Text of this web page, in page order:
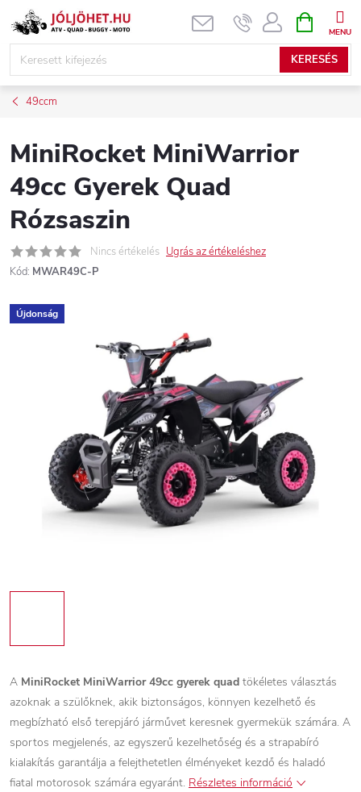
Ugrás
KERESÉS
KOSÁR
49ccm
MiniRocket MiniWarrior
49cc Gyerek Quad
Rózsaszin
Nincs értékelés Ugrás az értékeléshez
Kód: MWAR49C-P
Újdonság
A MiniRocket MiniWarrior 49cc gyerek quad tökéletes választás
azoknak a szülőknek, akik biztonságos, könnyen kezelhető és
megbízható első terepjáró járművet keresnek gyermekük számára. A
sportos megjelenés, az egyszerű kezelhetőség és a strapabíró
kialakítás garantálja a felejthetetlen élményeket kezdő és haladó
fiatal motorosok számára egyaránt. Részletes információ